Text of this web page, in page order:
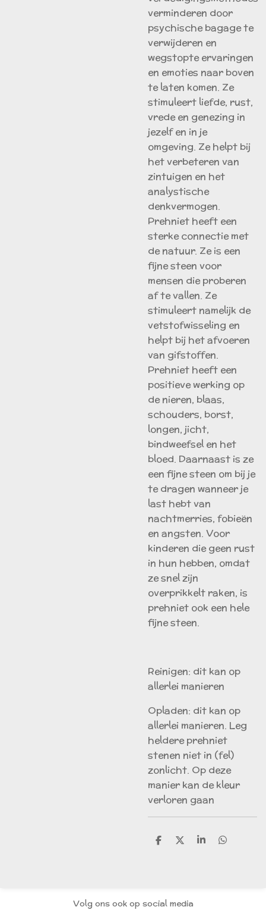
verminderen door
psychische bagage te
verwijderen en
wegstopte ervaringen
en emoties naar boven
te laten komen. Ze
stimuleert liefde, rust,
vrede en genezing in
jezelf en in je
omgeving. Ze helpt bij
het verbeteren van
zintuigen en het
analystische
denkvermogen.
Prehniet heeft een
sterke connectie met
de natuur. Ze is een
fijne steen voor
mensen die proberen
af te vallen. Ze
stimuleert namelijk de
vetstofwisseling en
helpt bij het afvoeren
van gifstoffen.
Prehniet heeft een
positieve werking op
de nieren, blaas,
schouders, borst,
longen, jicht,
bindweefsel en het
bloed. Daarnaast is ze
een fijne steen om bij je
te dragen wanneer je
last hebt van
nachtmerries, fobieën
en angsten. Voor
kinderen die geen rust
in hun hebben, omdat
ze snel zijn
overprikkelt raken, is
prehniet ook een hele
fijne steen.
Reinigen: dit kan op
allerlei manieren
Opladen: dit kan op
allerlei manieren. Leg
heldere prehniet
stenen niet in (fel)
zonlicht. Op deze
manier kan de kleur
verloren gaan
D
D
S
D
Volg ons ook op social media